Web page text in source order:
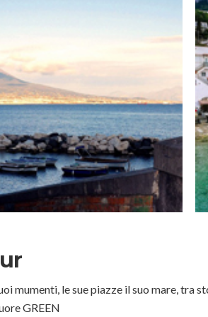
mumenti, le sue piazze il suo mare, tra
GREEN